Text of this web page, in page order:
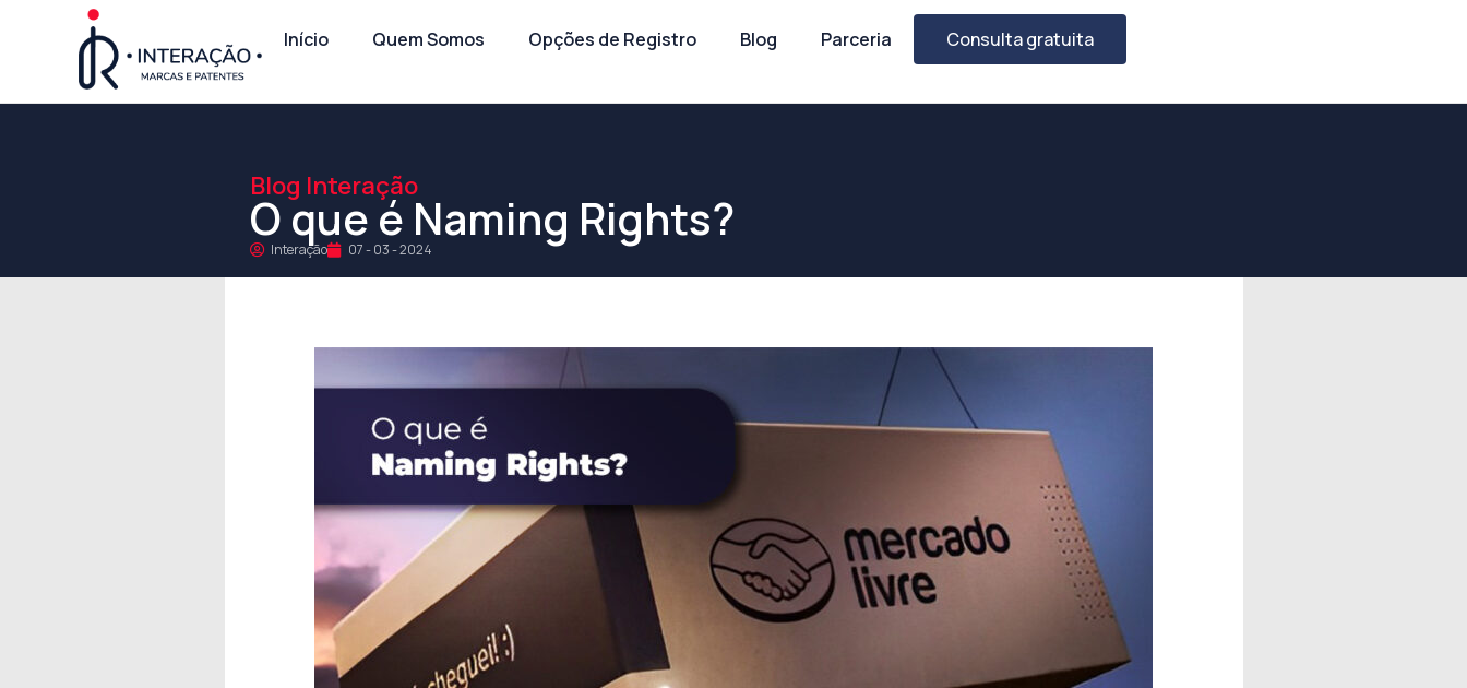
Início Quem Somos Opções de Registro Blog Parceria Consulta gratuita
Blog Interação
O que é Naming Rights?
Interação 07 - 03 - 2024